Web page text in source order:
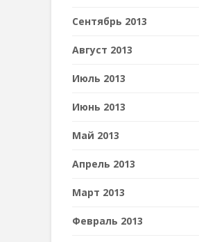
Сентябрь 2013
Август 2013
Июль 2013
Июнь 2013
Май 2013
Апрель 2013
Март 2013
Февраль 2013